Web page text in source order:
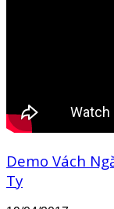
Demo Vách
Ty